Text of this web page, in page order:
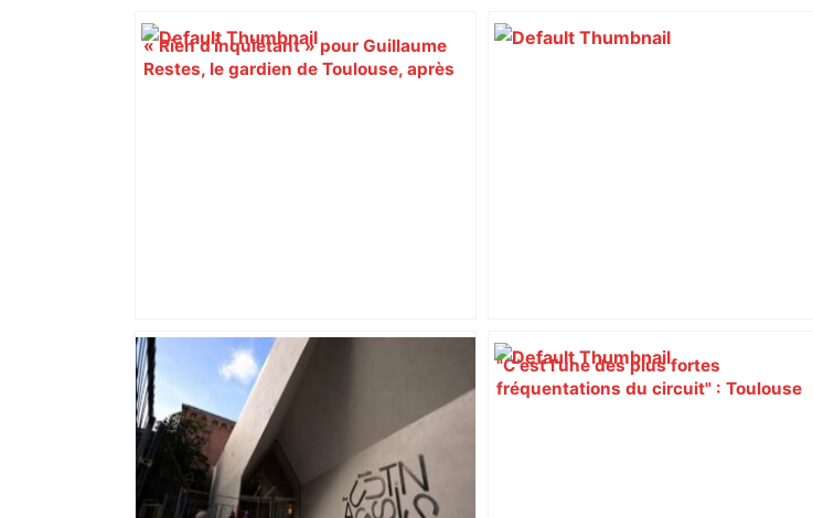
« Rien d'inquiétant » pour Guillaume
Restes, le gardien de Toulouse, après
Alliance PS/LFI à Toulouse : Marc
Sztulman claque la porte – RMC
"C’est l’une des plus fortes
fréquentations du circuit" : Toulouse